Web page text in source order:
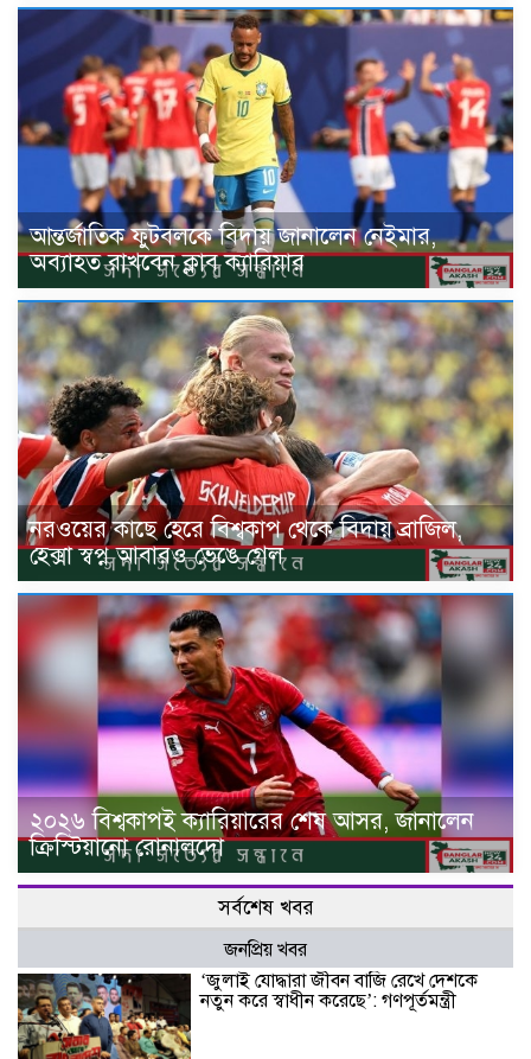
আন্তর্জাতিক ফুটবলকে বিদায় জানালেন নেইমার,
অব্যাহত রাখবেন ক্লাব ক্যারিয়ার
নরওয়ের কাছে হেরে বিশ্বকাপ থেকে বিদায় ব্রাজিল,
হেক্সা স্বপ্ন আবারও ভেঙে গেল
২০২৬ বিশ্বকাপই ক্যারিয়ারের শেষ আসর, জানালেন
ক্রিস্টিয়ানো রোনালদো
সর্বশেষ খবর
জনপ্রিয় খবর
‘জুলাই যোদ্ধারা জীবন বাজি রেখে দেশকে
নতুন করে স্বাধীন করেছে’: গণপূর্তমন্ত্রী